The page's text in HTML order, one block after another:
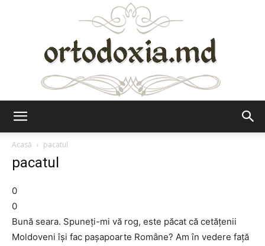
Acasă
pacatul
pacatul
0
0
Bună seara. Spuneți-mi vă rog, este păcat că cetățenii
Moldoveni își fac pașapoarte Române? Am în vedere față